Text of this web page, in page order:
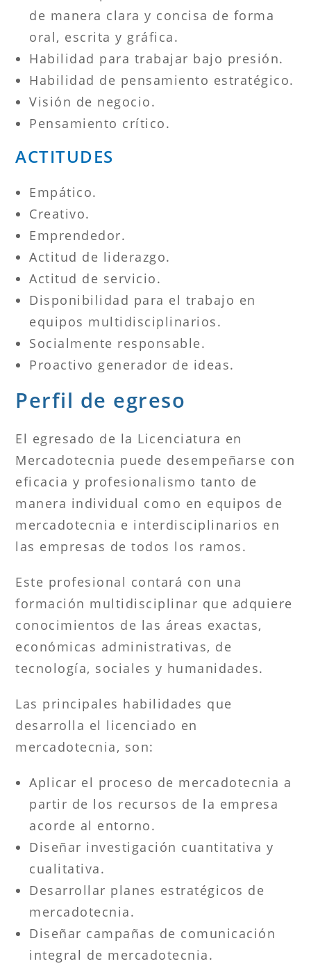
de manera clara y concisa de forma
oral, escrita y gráfica.
Habilidad para trabajar bajo presión.
Habilidad de pensamiento estratégico.
Visión de negocio.
Pensamiento crítico.
ACTITUDES
Empático.
Creativo.
Emprendedor.
Actitud de liderazgo.
Actitud de servicio.
Disponibilidad para el trabajo en
equipos multidisciplinarios.
Socialmente responsable.
Proactivo generador de ideas.
Perfil de egreso
El egresado de la Licenciatura en
Mercadotecnia puede desempeñarse con
eficacia y profesionalismo tanto de
manera individual como en equipos de
mercadotecnia e interdisciplinarios en
las empresas de todos los ramos.
Este profesional contará con una
formación multidisciplinar que adquiere
conocimientos de las áreas exactas,
económicas administrativas, de
tecnología, sociales y humanidades.
Las principales habilidades que
desarrolla el licenciado en
mercadotecnia, son:
Aplicar el proceso de mercadotecnia a
partir de los recursos de la empresa
acorde al entorno.
Diseñar investigación cuantitativa y
cualitativa.
Desarrollar planes estratégicos de
mercadotecnia.
Diseñar campañas de comunicación
integral de mercadotecnia.